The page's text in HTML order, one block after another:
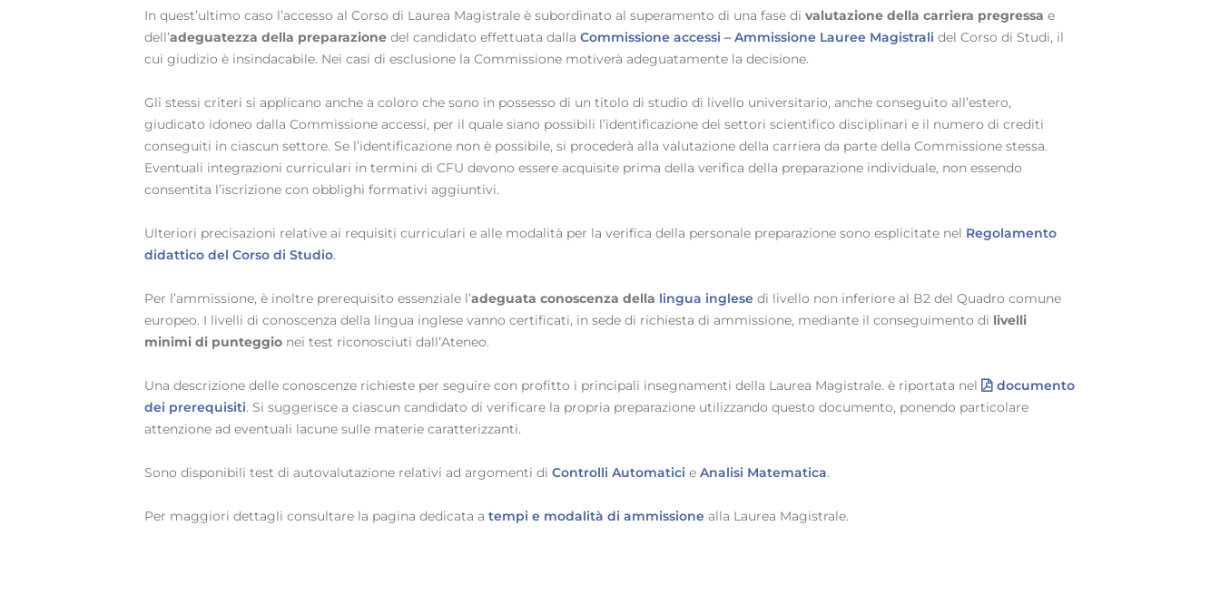
In quest’ultimo caso l’accesso al Corso di Laurea Magistrale è subordinato al superamento di una fase divalutazione della carriera pregressa e
dell’adeguatezza della preparazione del candidato effettuata dallaCommissione accessi – Ammissione Lauree Magistrali del Corso di Studi, il
cui giudizio è insindacabile. Nei casi di esclusione la Commissione motiverà adeguatamente la decisione.
Gli stessi criteri si applicano anche a coloro che sono in possesso di un titolo di studio di livello universitario, anche conseguito all’estero,
giudicato idoneo dalla Commissione accessi, per il quale siano possibili l’identificazione dei settori scientifico disciplinari e il numero di crediti
conseguiti in ciascun settore. Se l’identificazione non è possibile, si procederà alla valutazione della carriera da parte della Commissione stessa.
Eventuali integrazioni curriculari in termini di CFU devono essere acquisite prima della verifica della preparazione individuale, non essendo
consentita l’iscrizione con obblighi formativi aggiuntivi.
Ulteriori precisazioni relative ai requisiti curriculari e alle modalità per la verifica della personale preparazione sono esplicitate nel Regolamento
didattico del Corso di Studio.
Per l’ammissione, è inoltre prerequisito essenziale l’adeguata conoscenza della lingua inglese di livello non inferiore al B2 del Quadro comune
europeo. I livelli di conoscenza della lingua inglese vanno certificati, in sede di richiesta di ammissione, mediante il conseguimento di livelli
minimi di punteggio nei test riconosciuti dall’Ateneo.
Una descrizione delle conoscenze richieste per seguire con profitto i principali insegnamenti della Laurea Magistrale. è riportata nel
documento
dei prerequisiti. Si suggerisce a ciascun candidato di verificare la propria preparazione utilizzando questo documento, ponendo particolare
attenzione ad eventuali lacune sulle materie caratterizzanti.
Sono disponibili test di autovalutazione relativi ad argomenti diControlli Automatici eAnalisi Matematica.
Per maggiori dettagli consultare la pagina dedicata atempi e modalità di ammissione alla Laurea Magistrale.